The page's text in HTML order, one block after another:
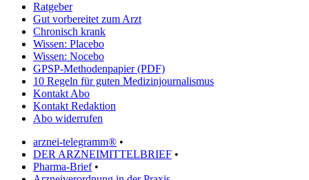
Ratgeber
Gut vorbereitet zum Arzt
Chronisch krank
Wissen: Placebo
Wissen: Nocebo
GPSP-Methodenpapier (PDF)
10 Regeln für guten Medizinjournalismus
Kontakt Abo
Kontakt Redaktion
Abo widerrufen
arznei-telegramm® •
DER ARZNEIMITTELBRIEF •
Pharma-Brief•